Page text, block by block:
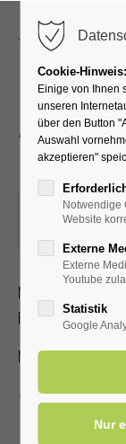
Mit speziellen
Effekt der
Mit Kur-/
Zurück
Cookie-Hinweis:
Einige von Ihnen
unseren
über den Button
Auswahl
akzeptieren"
Notwendige
Website
Externe
Externe
Youtube
Statistik
Google